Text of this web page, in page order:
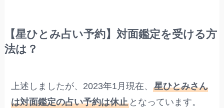
【星ひとみ占い予約】対面鑑定を受ける方
法は？
上述しましたが、2023年1月現在、星ひとみさん
は対面鑑定の占い予約は休止 となっています。